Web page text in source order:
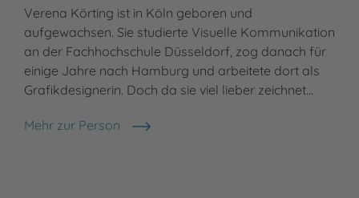
Verena Körting ist in Köln geboren und
aufgewachsen. Sie studierte Visuelle Kommunikation
an der Fachhochschule Düsseldorf, zog danach für
einige Jahre nach Hamburg und arbeitete dort als
Grafikdesignerin. Doch da sie viel lieber zeichnet…
Mehr zur Person
Verena Körting